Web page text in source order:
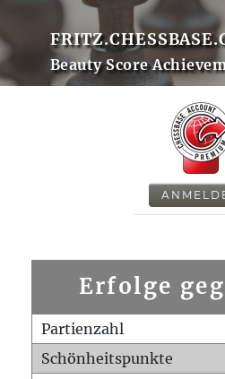
Beauty Score
Erfolge
Partienzahl
Schönheitspunkte